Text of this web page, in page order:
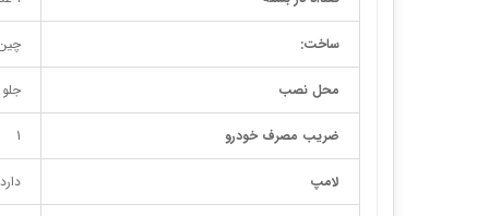
ساخت:
محل نصب
ضریب مصرف خودرو 1
لامپ دارد